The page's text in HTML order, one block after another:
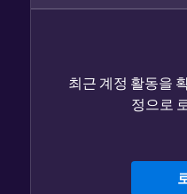
최근 계정 활동을
정으로